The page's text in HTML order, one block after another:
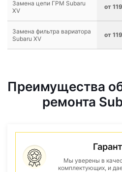
Замена цепи ГРМ Subaru
XV
от
Замена фильтра вариатора
Subaru XV
от
Преимущества
ремонта
Мы уверены в
комплектующих, и